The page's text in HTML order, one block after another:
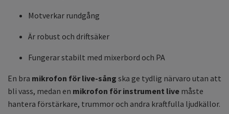
Motverkar rundgång
Är robust och driftsäker
Fungerar stabilt med mixerbord och PA
En bra mikrofon för live-sång ska ge tydlig närvaro utan att
bli vass, medan en mikrofon för instrument live måste
hantera förstärkare, trummor och andra kraftfulla ljudkällor.